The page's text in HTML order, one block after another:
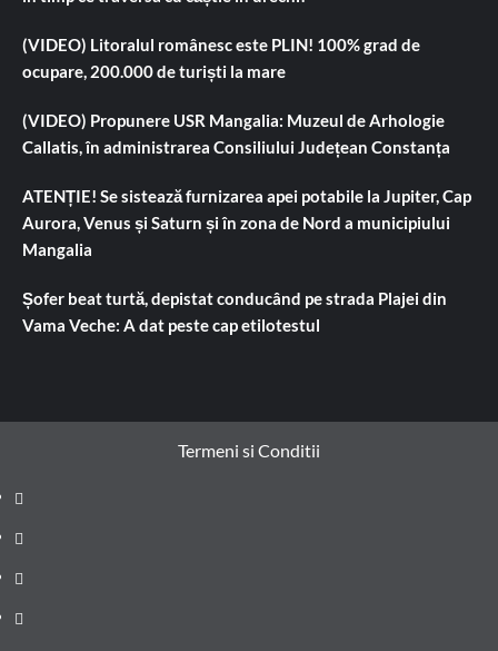
(VIDEO) Litoralul românesc este PLIN! 100% grad de
ocupare, 200.000 de turiști la mare
(VIDEO) Propunere USR Mangalia: Muzeul de Arhologie
Callatis, în administrarea Consiliului Județean Constanța
ATENȚIE! Se sistează furnizarea apei potabile la Jupiter, Cap
Aurora, Venus și Saturn și în zona de Nord a municipiului
Mangalia
Șofer beat turtă, depistat conducând pe strada Plajei din
Vama Veche: A dat peste cap etilotestul
Termeni si Conditii
Prima
pagină
Știri
de
ultima
Administrație
locală
Actualitate